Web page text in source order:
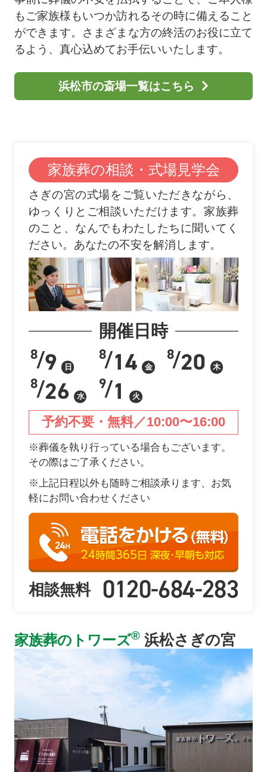
もご家族様もいつか訪れるその時に備えること
ができます。さまざまな方の終活のお役に立て
るよう、真心込めてお手伝いいたします。
浜松市の斎場一覧はこちら
家族葬の相談・式場見学会
さぎの宮の式場をご覧いただきながら、
ゆっくりとご相談いただけます。家族葬
のこと、なんでもわたしたちに聞いてく
ださい。あなたの不安を解消します。
開催日時
8/9 日
8/14 金
8/20 木
8/26 水
9/1 火
予約不要・無料／10:00〜16:00
※葬儀を執り行っている場合もございます。
その際はご了承ください。
※上記日程以外も随時ご相談承ります、お気
軽にお問い合わせください
相談無料 0120-684-283
家族葬のトワーズ® 浜松さぎの宮